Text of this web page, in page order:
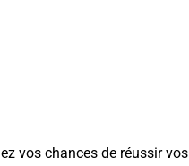
vos chances de réussir vos